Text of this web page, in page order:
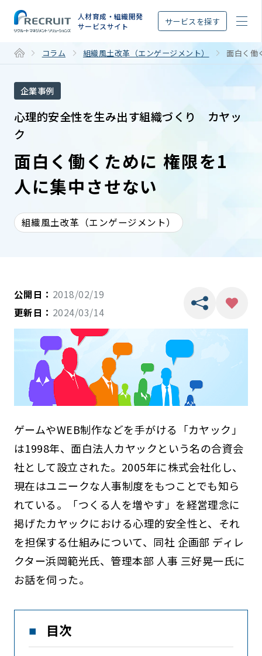
人材育成・組織開発
サービスサイト
サービスを探す
コラム 組織風土改革（エンゲージメント） 面白く働
企業事例
心理的安全性を生み出す組織づくり カヤッ
ク
面白く働くために 権限を1
人に集中させない
組織風土改革（エンゲージメント）
公開日： 2018/02/19
更新日： 2024/03/14
ゲームやWEB制作などを手がける「カヤック」
は1998年、面白法人カヤックという名の合資会
社として設立された。2005年に株式会社化し、
現在はユニークな人事制度をもつことでも知ら
れている。「つくる人を増やす」を経営理念に
掲げたカヤックにおける心理的安全性と、それ
を担保する仕組みについて、同社 企画部 ディレ
クター浜岡範光氏、管理本部 人事 三好晃一氏に
お話を伺った。
目次